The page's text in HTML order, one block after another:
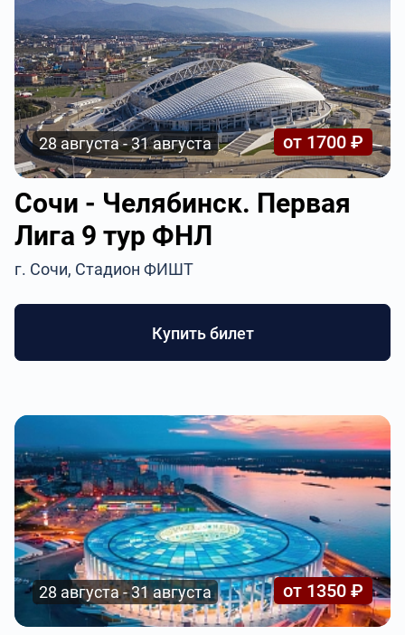
28 августа - 31 августа от 1700 ₽
Сочи - Челябинск. Первая
Лига 9 тур ФНЛ
г. Сочи, Стадион ФИШТ
Купить билет
28 августа - 31 августа от 1350 ₽